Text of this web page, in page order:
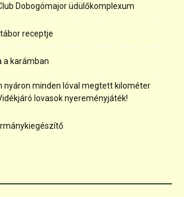
Dobogómajor üdülőkomplexum
receptje
a karámban
nyáron minden lóval megtett kilométer
lovasok nyereményjáték!